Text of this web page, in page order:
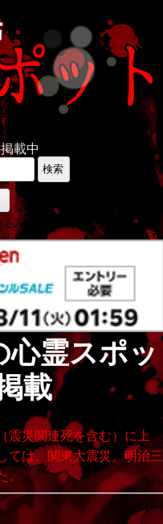
載中
検索
コ
ン
テ
ン
ツ
へ
キ
ッ
プ
心霊スポッ
載
震災関連死を含む）に上
ては、関東大震災、明治三
。